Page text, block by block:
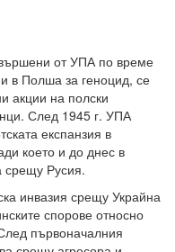
от УПА по време
в Полша за геноцид, се
акции на полски
След 1945 г. УПА
експанзия в
което и до днес в
срещу Русия.
инвазия срещу Украйна
спорове относно
първоначалния